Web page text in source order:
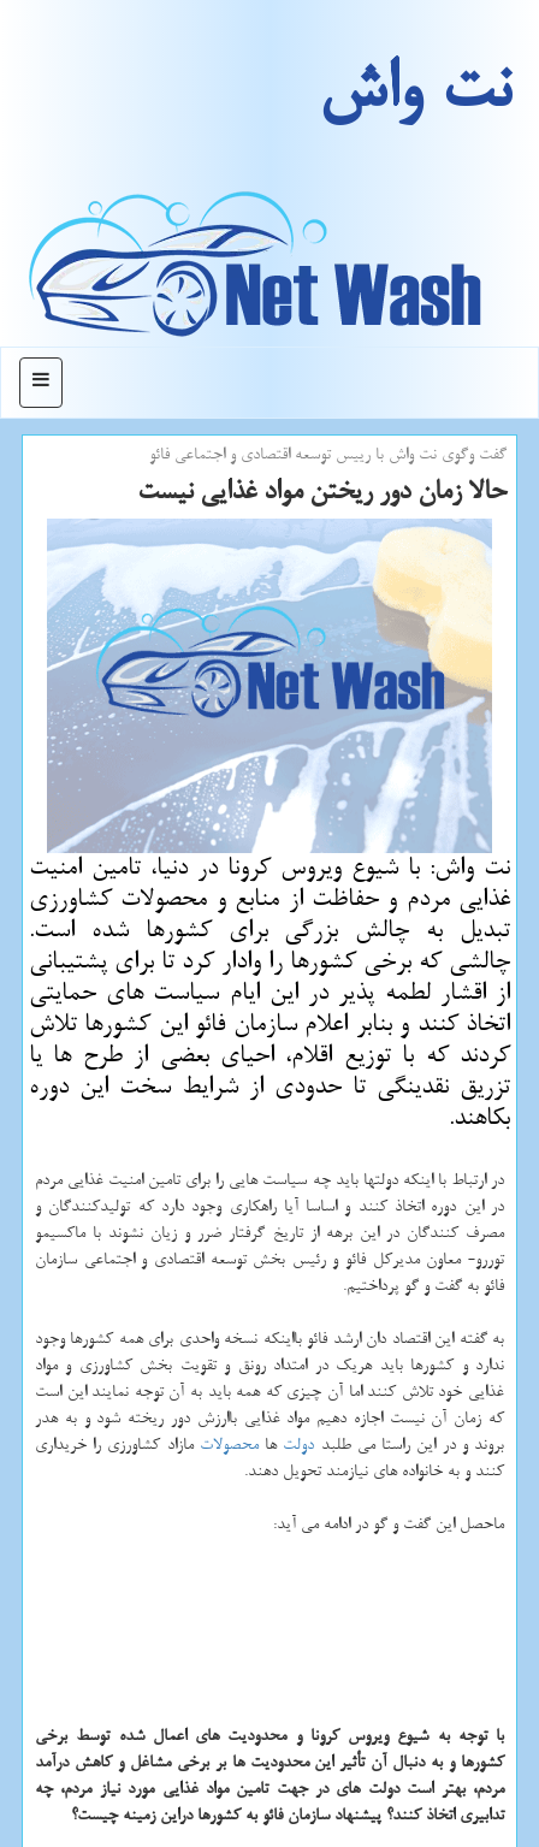
نت واش
منو
گفت وگوی نت واش با رییس توسعه اقتصادی و اجتماعی فائو
حالا زمان دور ریختن مواد غذایی نیست
نت واش: با شیوع ویروس كرونا در دنیا، تامین امنیت
غذایی مردم و حفاظت از منابع و محصولات كشاورزی
تبدیل به چالش بزرگی برای كشورها شده است.
چالشی كه برخی كشورها را وادار كرد تا برای پشتیبانی
از اقشار لطمه پذیر در این ایام سیاست های حمایتی
اتخاذ كنند و بنابر اعلام سازمان فائو این كشورها تلاش
كردند كه با توزیع اقلام، احیای بعضی از طرح ها یا
تزریق نقدینگی تا حدودی از شرایط سخت این دوره
بكاهند.
در ارتباط با اینکه دولتها باید چه سیاست هایی را برای تامین امنیت غذایی مردم
در این دوره اتخاذ کنند و اساسا آیا راهکاری وجود دارد که تولیدکنندگان و
مصرف کنندگان در این برهه از تاریخ گرفتار ضرر و زیان نشوند با ماکسیمو
توررو- معاون مدیرکل فائو و رئیس بخش توسعه اقتصادی و اجتماعی سازمان
فائو به گفت و گو پرداختیم.
به گفته این اقتصاد دان ارشد فائو بااینکه نسخه واحدی برای همه کشورها وجود
ندارد و کشورها باید هریک در امتداد رونق و تقویت بخش کشاورزی و مواد
غذایی خود تلاش کنند اما آن چیزی که همه باید به آن توجه نمایند این است
که زمان آن نیست اجازه دهیم مواد غذایی باارزش دور ریخته شود و به هدر
بروند و در این راستا می طلبد دولت هامحصولات مازاد کشاورزی را خریداری
کنند و به خانواده های نیازمند تحویل دهند.
ماحصل این گفت و گو در ادامه می آید:
با توجه به شیوع ویروس کرونا و محدودیت های اعمال شده توسط برخی
کشورها و به دنبال آن تأثیر این محدودیت ها بر برخی مشاغل و کاهش درآمد
مردم، بهتر است دولت های در جهت تامین مواد غذایی مورد نیاز مردم، چه
تدابیری اتخاذ کنند؟ پیشنهاد سازمان فائو به کشورها دراین زمینه چیست؟